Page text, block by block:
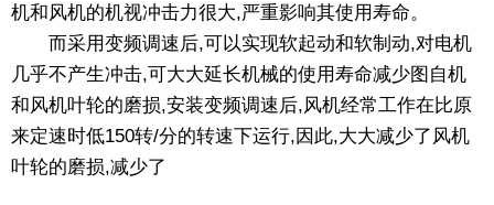
机和风机的机视冲击力很大,严重影响其使用寿命。
而采用变频调速后,可以实现软起动和软制动,对电机
几乎不产生冲击,可大大延长机械的使用寿命减少图自机
和风机叶轮的磨损,安装变频调速后,风机经常工作在比原
来定速时低150转/分的转速下运行,因此,大大减少了风机
叶轮的磨损,减少了